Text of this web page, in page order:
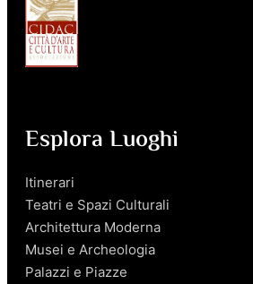
Esplora Luoghi
Itinerari
Teatri e Spazi Culturali
Architettura Moderna
Musei e Archeologia
Palazzi e Piazze